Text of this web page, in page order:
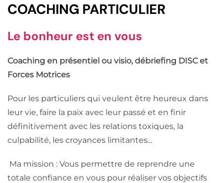
COACHING PARTICULIER
Le bonheur est en vous
Coaching en présentiel ou visio, débriefing DISC et
Forces Motrices
Pour les particuliers qui veulent être heureux dans
leur vie, faire la paix avec leur passé et en finir
définitivement avec les relations toxiques, la
culpabilité, les croyances limitantes...
Ma mission : Vous permettre de reprendre une
totale confiance en vous pour réaliser vos objectifs